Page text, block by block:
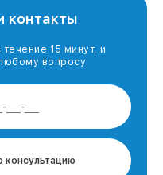
контакты
15 минут, и
вопросу
консультацию